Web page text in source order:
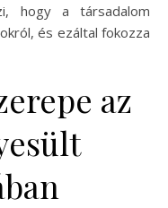
hogy a társadalom
és ezáltal fokozza
az